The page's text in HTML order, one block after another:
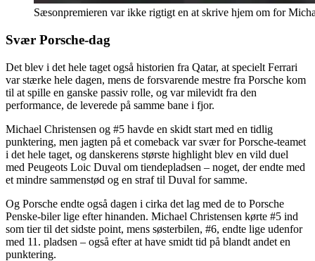
Sæsonpremieren var ikke rigtigt en at skrive hjem om for
Svær Porsche-dag
Det blev i det hele taget også historien fra Qatar, at specielt Ferrari
var stærke hele dagen, mens de forsvarende mestre fra Porsche kom
til at spille en ganske passiv rolle, og var milevidt fra den
performance, de leverede på samme bane i fjor.
Michael Christensen og #5 havde en skidt start med en tidlig
punktering, men jagten på et comeback var svær for Porsche-teamet
i det hele taget, og danskerens største highlight blev en vild duel
med Peugeots Loic Duval om tiendepladsen – noget, der endte med
et mindre sammenstød og en straf til Duval for samme.
Og Porsche endte også dagen i cirka det lag med de to Porsche
Penske-biler lige efter hinanden. Michael Christensen kørte #5 ind
som tier til det sidste point, mens søsterbilen, #6, endte lige udenfor
med 11. pladsen – også efter at have smidt tid på blandt andet en
punktering.